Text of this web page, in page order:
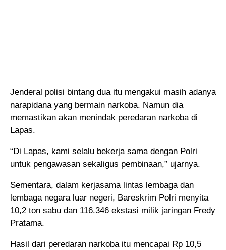
Jenderal polisi bintang dua itu mengakui masih adanya
narapidana yang bermain narkoba. Namun dia
memastikan akan menindak peredaran narkoba di
Lapas.
“Di Lapas, kami selalu bekerja sama dengan Polri
untuk pengawasan sekaligus pembinaan,” ujarnya.
Sementara, dalam kerjasama lintas lembaga dan
lembaga negara luar negeri, Bareskrim Polri menyita
10,2 ton sabu dan 116.346 ekstasi milik jaringan Fredy
Pratama.
Hasil dari peredaran narkoba itu mencapai Rp 10,5